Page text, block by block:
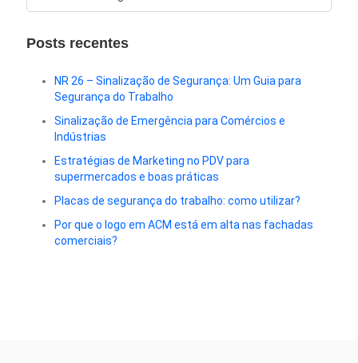
Posts recentes
NR 26 – Sinalização de Segurança: Um Guia para
Segurança do Trabalho
Sinalização de Emergência para Comércios e
Indústrias
Estratégias de Marketing no PDV para
supermercados e boas práticas
Placas de segurança do trabalho: como utilizar?
Por que o logo em ACM está em alta nas fachadas
comerciais?